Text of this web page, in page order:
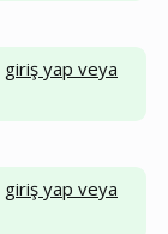
giriş yap veya
giriş yap veya